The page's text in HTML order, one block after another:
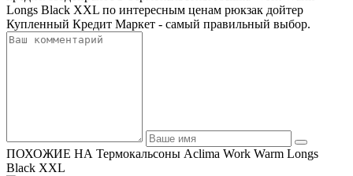
Longs Black XXL по интересным ценам рюкзак дойтер
Купленный Кредит Маркет - самый правильный выбор.
ПОХОЖИЕ НА Термокальсоны Aclima Work Warm Longs
Black XXL